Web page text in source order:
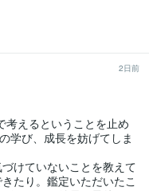
2日前
考えるということを止め
学び、成長を妨げてしま
けていないことを教えて
たり。鑑定いただいたこ